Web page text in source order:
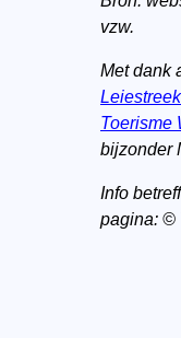
vzw.
Met dank
Toerisme
bijzonder
Info
pagina: ©